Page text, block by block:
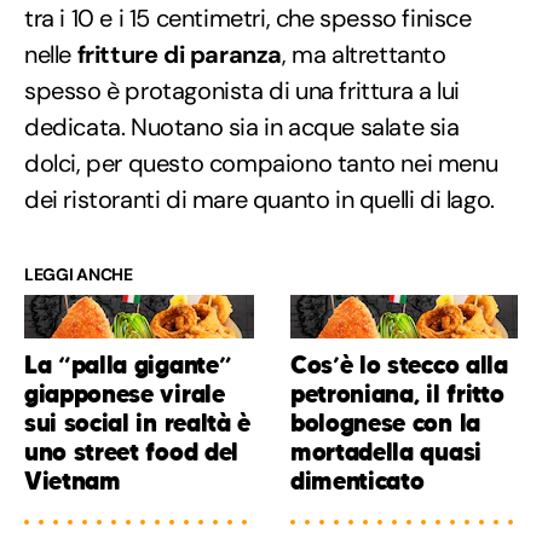
tra i 10 e i 15 centimetri, che spesso finisce
nellefritture di paranza, ma altrettanto
spesso è protagonista di una frittura a lui
dedicata. Nuotano sia in acque salate sia
dolci, per questo compaiono tanto nei menu
dei ristoranti di mare quanto in quelli di lago.
LEGGI ANCHE
La “palla gigante”
giapponese virale
sui social in realtà è
uno street food del
Vietnam
Cos’è lo stecco alla
petroniana, il fritto
bolognese con la
mortadella quasi
dimenticato